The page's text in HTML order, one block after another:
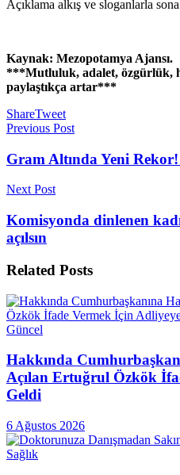
Açıklama alkış ve sloganlarla
Kaynak: Mezopotamya Ajansı.
***Mutluluk, adalet, özgürlük,
paylaştıkça artar***
ShareTweet
Previous Post
Gram Altında Yeni
Next Post
Komisyonda dinlenen
açılsın
Related Posts
Güncel
Hakkında
Açılan Ertuğrul Özkök
Geldi
6 Ağustos 2026
Sağlık